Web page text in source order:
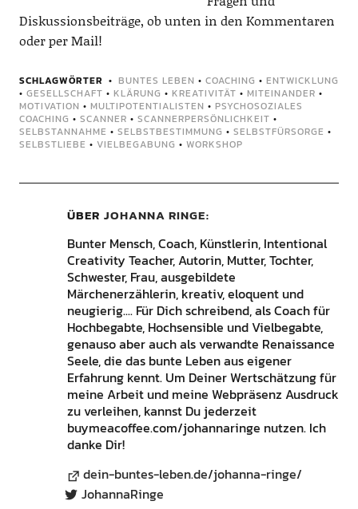
Diskussionsbeiträge, ob unten in den Kommentaren
oder per Mail!
SCHLAGWÖRTER BUNTES LEBEN • COACHING • ENTWICKLUNG
• GESELLSCHAFT • KLÄRUNG • KREATIVITÄT • MITEINANDER •
MOTIVATION • MULTIPOTENTIALISTEN • PSYCHOSOZIALES
COACHING • SCANNER • SCANNERPERSÖNLICHKEIT •
SELBSTANNAHME • SELBSTBESTIMMUNG • SELBSTFÜRSORGE •
SELBSTLIEBE • VIELBEGABUNG • WORKSHOP
ÜBER JOHANNA RINGE
Bunter Mensch, Coach, Künstlerin, Intentional
Creativity Teacher, Autorin, Mutter, Tochter,
Schwester, Frau, ausgebildete
Märchenerzählerin, kreativ, eloquent und
neugierig.... Für Dich schreibend, als Coach für
Hochbegabte, Hochsensible und Vielbegabte,
genauso aber auch als verwandte Renaissance
Seele, die das bunte Leben aus eigener
Erfahrung kennt. Um Deiner Wertschätzung für
meine Arbeit und meine Webpräsenz Ausdruck
zu verleihen, kannst Du jederzeit
buymeacoffee.com/johannaringe nutzen. Ich
danke Dir!
dein-buntes-leben.de/johanna-ringe/
JohannaRinge